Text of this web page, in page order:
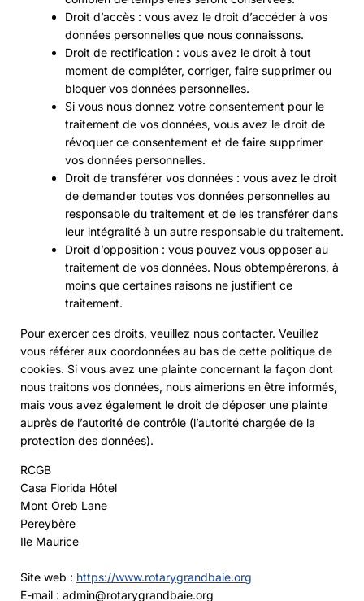
Droit d’accès : vous avez le droit d’accéder à vos
données personnelles que nous connaissons.
Droit de rectification : vous avez le droit à tout
moment de compléter, corriger, faire supprimer ou
bloquer vos données personnelles.
Si vous nous donnez votre consentement pour le
traitement de vos données, vous avez le droit de
révoquer ce consentement et de faire supprimer
vos données personnelles.
Droit de transférer vos données : vous avez le droit
de demander toutes vos données personnelles au
responsable du traitement et de les transférer dans
leur intégralité à un autre responsable du traitement.
Droit d’opposition : vous pouvez vous opposer au
traitement de vos données. Nous obtempérerons, à
moins que certaines raisons ne justifient ce
traitement.
Pour exercer ces droits, veuillez nous contacter. Veuillez
vous référer aux coordonnées au bas de cette politique de
cookies. Si vous avez une plainte concernant la façon dont
nous traitons vos données, nous aimerions en être informés,
mais vous avez également le droit de déposer une plainte
auprès de l’autorité de contrôle (l’autorité chargée de la
protection des données).
RCGB
Casa Florida Hôtel
Mont Oreb Lane
Pereybère
Ile Maurice
Site web : https://www.rotarygrandbaie.org
E-mail : admin@rotarygrandbaie.org